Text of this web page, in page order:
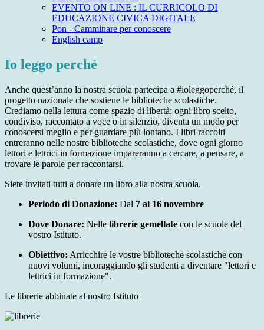
EVENTO ON LINE : IL CURRICOLO DI
EDUCAZIONE CIVICA DIGITALE
Pon - Camminare per conoscere
English camp
Io leggo perché
Anche quest’anno la nostra scuola partecipa a #ioleggoperché, il
progetto nazionale che sostiene le biblioteche scolastiche.
Crediamo nella lettura come spazio di libertà: ogni libro scelto,
condiviso, raccontato a voce o in silenzio, diventa un modo per
conoscersi meglio e per guardare più lontano. I libri raccolti
entreranno nelle nostre biblioteche scolastiche, dove ogni giorno
lettori e lettrici in formazione impareranno a cercare, a pensare, a
trovare le parole per raccontarsi.
Siete invitati tutti a donare un libro alla nostra scuola.
Periodo di Donazione: Dal 7 al 16 novembre
Dove Donare: Nelle librerie gemellate con le scuole del
vostro Istituto.
Obiettivo: Arricchire le vostre biblioteche scolastiche con
nuovi volumi, incoraggiando gli studenti a diventare "lettori e
lettrici in formazione".
Le librerie abbinate al nostro Istituto